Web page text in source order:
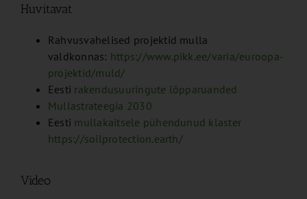
Huvitavat
Rahvusvahelised projektid mulla
valdkonnas: https://www.pikk.ee/varia/euroopa-
projektid/muld/
Eesti rakendusuuringute lõpparuanded
Mullastrateegia 2030
Eesti mullakaitsele pühendunud klaster
https://soilprotection.earth/
Video